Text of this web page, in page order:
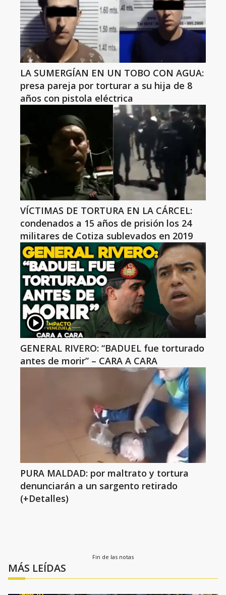
LA SUMERGÍAN EN UN TOBO CON AGUA:
presa pareja por torturar a su hija de 8
años con pistola eléctrica
VÍCTIMAS DE TORTURA EN LA CÁRCEL:
condenados a 15 años de prisión los 24
militares de Cotiza sublevados en 2019
GENERAL RIVERO: “BADUEL fue torturado
antes de morir” – CARA A CARA
PURA MALDAD: por maltrato y tortura
denunciarán a un sargento retirado
(+Detalles)
Fin de las notas
MÁS LEÍDAS